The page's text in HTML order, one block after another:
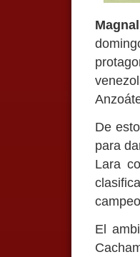
De
para
Lara
El